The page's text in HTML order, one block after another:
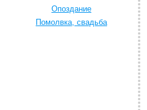
Опоздание
Помолвка, свадьба